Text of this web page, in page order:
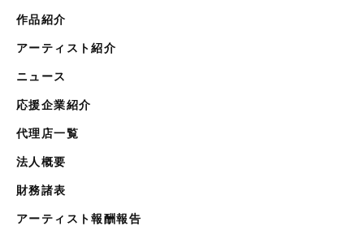
作品紹介
アーティスト紹介
ニュース
応援企業紹介
代理店一覧
法人概要
財務諸表
アーティスト報酬報告